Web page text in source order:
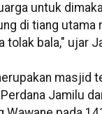
untuk
di tiang utama
tolak bala," ujar
masjid
Jamilu